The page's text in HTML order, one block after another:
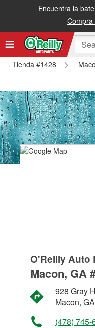
Encuentra la
Tienda #1428
O'Reilly Auto
Macon, GA
928 Gray
Macon,
(478) 745-